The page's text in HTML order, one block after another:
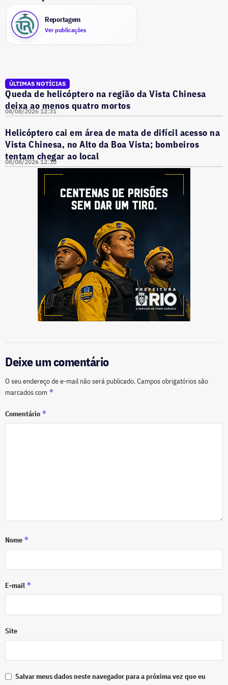
Reportagem
Ver publicações
ÚLTIMAS NOTÍCIAS
Queda de helicóptero na região da Vista Chinesa
deixa ao menos quatro mortos
08/08/2026 12:31
Helicóptero cai em área de mata de difícil acesso na
Vista Chinesa, no Alto da Boa Vista; bombeiros
tentam chegar ao local
08/08/2026 12:10
Deixe um comentário
O seu endereço de e-mail não será publicado.Campos obrigatórios são
marcados com *
Comentário *
Nome *
E-mail *
Site
Salvar meus dados neste navegador para a próxima vez que eu